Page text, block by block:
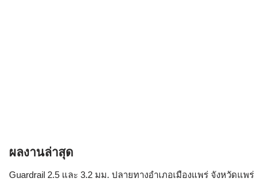
ผลงานล่าสุด
Guardrail 2.5 และ 3.2 มม. ปลายทางอำเภอเมืองแพร่ จังหวัดแพร่